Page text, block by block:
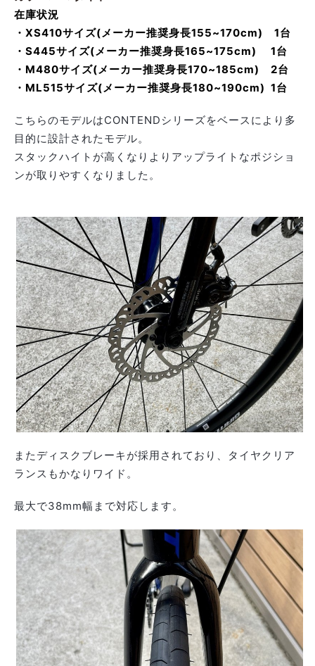
在庫状況
・XS410サイズ(メーカー推奨身長155~170cm) 1台
・S445サイズ(メーカー推奨身長165~175cm) 1台
・M480サイズ(メーカー推奨身長170~185cm) 2台
・ML515サイズ(メーカー推奨身長180~190cm) 1台
こちらのモデルはCONTENDシリーズをベースにより多
目的に設計されたモデル。
スタックハイトが高くなりよりアップライトなポジショ
ンが取りやすくなりました。
またディスクブレーキが採用されており、タイヤクリア
ランスもかなりワイド。
最大で38mm幅まで対応します。